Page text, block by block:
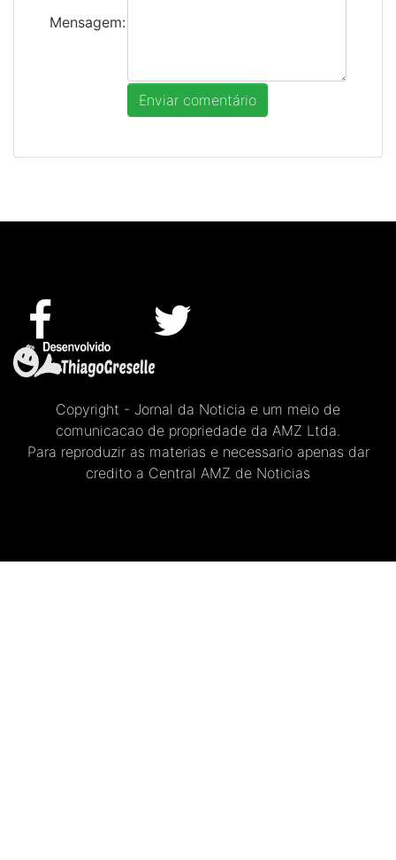
Mensagem:
Copyright - Jornal da Noticia e um meio de
comunicacao de propriedade da AMZ Ltda.
Para reproduzir as materias e necessario apenas dar
credito a Central AMZ de Noticias